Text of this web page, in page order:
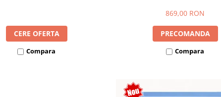
CERE OFERTA
Compara
869,00 RON
PRECOMANDA
Compara